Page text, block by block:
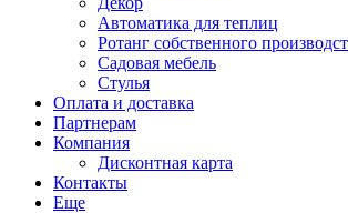
Автоматика для теплиц
Ротанг собственного
Садовая мебель
Стулья
Оплата и доставка
Партнерам
Компания
Дисконтная карта
Контакты
Еще